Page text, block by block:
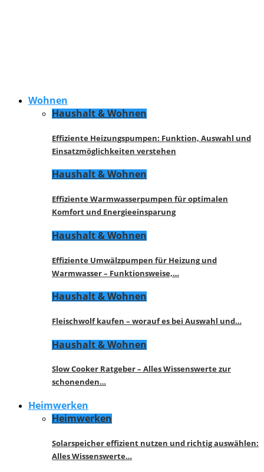
Wohnen
Haushalt & Wohnen
Effiziente Heizungspumpen: Funktion, Auswahl und
Einsatzmöglichkeiten verstehen
Haushalt & Wohnen
Effiziente Warmwasserpumpen für optimalen
Komfort und Energieeinsparung
Haushalt & Wohnen
Effiziente Umwälzpumpen für Heizung und
Warmwasser – Funktionsweise,…
Haushalt & Wohnen
Fleischwolf kaufen – worauf es bei Auswahl und…
Haushalt & Wohnen
Slow Cooker Ratgeber – Alles Wissenswerte zur
schonenden…
Heimwerken
Heimwerken
Solarspeicher effizient nutzen und richtig auswählen:
Alles Wissenswerte…